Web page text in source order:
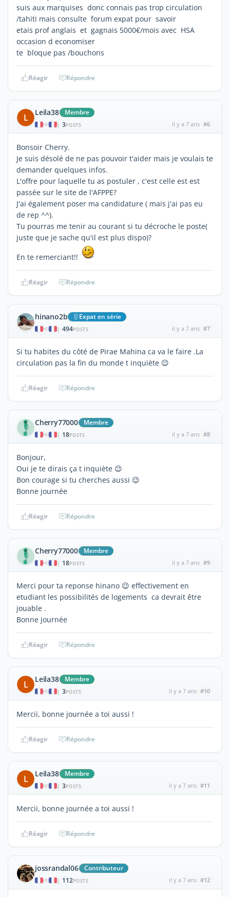
suis aux marquises donc connais pas trop circulation
/tahiti mais consulte forum expat pour savoir
etais prof anglais et gagnais 5000€/mois avec HSA
occasion d economiser
te bloque pas /bouchons
Réagir Répondre
L Leila38 Membre
| 3POSTS il y a 7 ans #6
Bonsoir Cherry.
Je suis désolé de ne pas pouvoir t'aider mais je voulais te
demander quelques infos.
L'offre pour laquelle tu as postuler , c'est celle est est
passée sur le site de l'AFPPE?
J'ai également poser ma candidature ( mais j'ai pas eu
de rep ^^).
Tu pourras me tenir au courant si tu décroche le poste(
juste que je sache qu'il est plus dispo)?
En te remerciant!!
Réagir Répondre
hinano2b Expat en série
| 494POSTS il y a 7 ans #7
Si tu habites du côté de Pirae Mahina ca va le faire .La
circulation pas la fin du monde t inquiète 😉
Réagir Répondre
Cherry77000 Membre
| 18POSTS il y a 7 ans #8
Bonjour,
Oui je te dirais ça t inquiète 😉
Bon courage si tu cherches aussi 😉
Bonne journée
Réagir Répondre
Cherry77000 Membre
| 18POSTS il y a 7 ans #9
Merci pour ta reponse hinano 😉 effectivement en
etudiant les possibilités de logements ca devrait être
jouable .
Bonne journée
Réagir Répondre
L Leila38 Membre
| 3POSTS il y a 7 ans #10
Mercii, bonne journée a toi aussi !
Réagir Répondre
L Leila38 Membre
| 3POSTS il y a 7 ans #11
Mercii, bonne journée a toi aussi !
Réagir Répondre
jossrandal06 Contributeur
| 112POSTS il y a 7 ans #12